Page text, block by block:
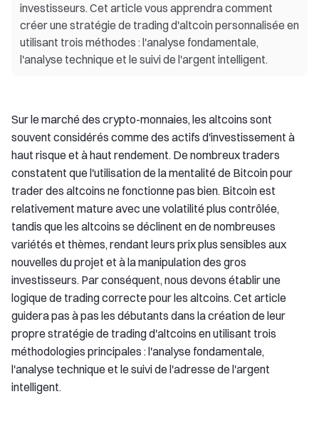
investisseurs. Cet article vous apprendra comment
créer une stratégie de trading d'altcoin personnalisée en
utilisant trois méthodes : l'analyse fondamentale,
l'analyse technique et le suivi de l'argent intelligent.
Sur le marché des crypto-monnaies, les altcoins sont
souvent considérés comme des actifs d'investissement à
haut risque et à haut rendement. De nombreux traders
constatent que l'utilisation de la mentalité de Bitcoin pour
trader des altcoins ne fonctionne pas bien. Bitcoin est
relativement mature avec une volatilité plus contrôlée,
tandis que les altcoins se déclinent en de nombreuses
variétés et thèmes, rendant leurs prix plus sensibles aux
nouvelles du projet et à la manipulation des gros
investisseurs. Par conséquent, nous devons établir une
logique de trading correcte pour les altcoins. Cet article
guidera pas à pas les débutants dans la création de leur
propre stratégie de trading d'altcoins en utilisant trois
méthodologies principales : l'analyse fondamentale,
l'analyse technique et le suivi de l'adresse de l'argent
intelligent.